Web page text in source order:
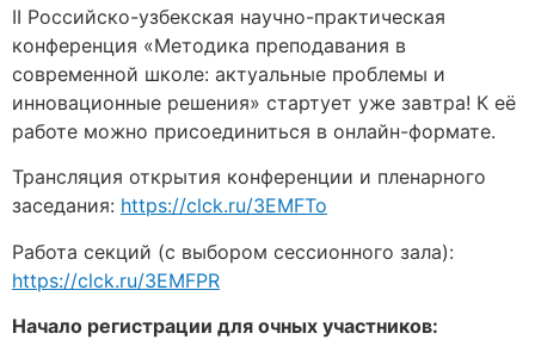
II Российско-узбекская научно-практическая
конференция «Методика преподавания в
современной школе: актуальные проблемы и
инновационные решения» стартует уже завтра! К её
работе можно присоединиться в онлайн-формате.
Трансляция открытия конференции и пленарного
заседания: https://clck.ru/3EMFTo
Работа секций (с выбором сессионного зала):
https://clck.ru/3EMFPR
Начало регистрации для очных участников: